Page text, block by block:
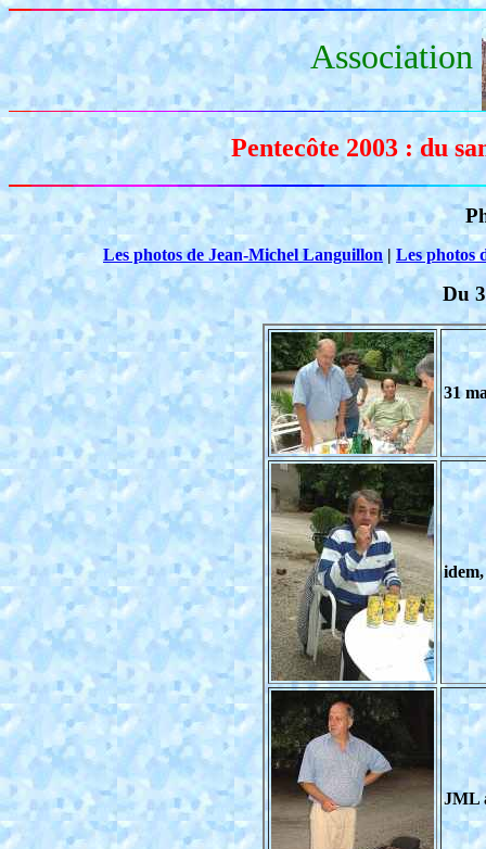
Association
Pentecôte 2003 : du
Les photos de Jean-Michel Languillon | Les photos
Du
31
JML